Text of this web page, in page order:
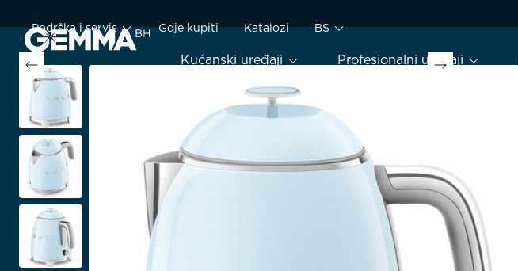
Kućanski uređaji Profesionalni uređaji
Podrška i servis Gdje kupiti Katalozi BS